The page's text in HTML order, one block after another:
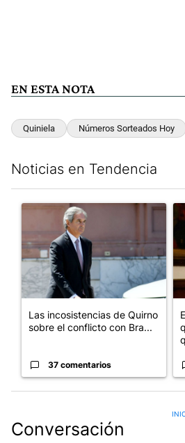
EN ESTA NOTA
Quiniela Números Sorteados Hoy
Noticias en Tendencia
Un artículo de tendencia con el
Las incosistencias de Quirno
sobre el conflicto con Bra...
37 comentarios
Conversación